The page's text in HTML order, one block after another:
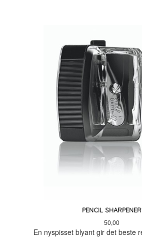
PENCIL SHARPENER
Pris
50,00
En nyspisset blyant gir det beste